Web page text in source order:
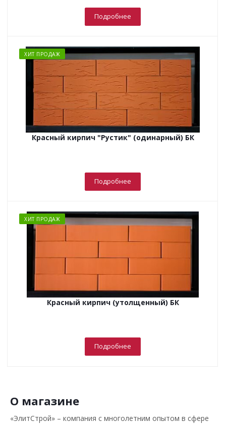
Подробнее
ХИТ ПРОДАЖ
Красный кирпич "Рустик" (одинарный) БК
Подробнее
ХИТ ПРОДАЖ
Красный кирпич (утолщенный) БК
Подробнее
О магазине
«ЭлитСтрой» – компания с многолетним опытом в сфере